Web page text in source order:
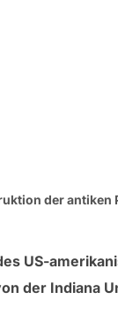
der antiken
US-
der Indiana